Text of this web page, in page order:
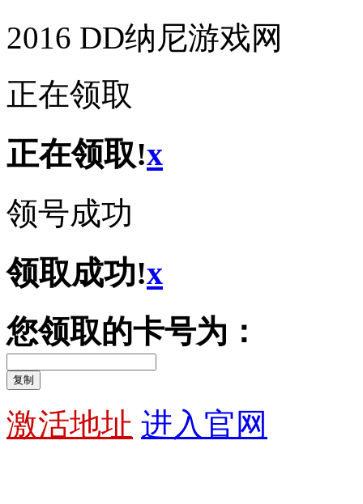
2016 DD纳尼游戏网
正在领取
正在领取!x
领号成功
领取成功!x
您领取的卡号为：
复制
激活地址 进入官网